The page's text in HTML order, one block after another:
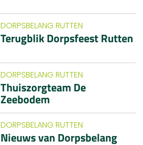
DORPSBELANG RUTTEN
Terugblik Dorpsfeest Rutten
DORPSBELANG RUTTEN
Thuiszorgteam De
Zeebodem
DORPSBELANG RUTTEN
Nieuws van Dorpsbelang